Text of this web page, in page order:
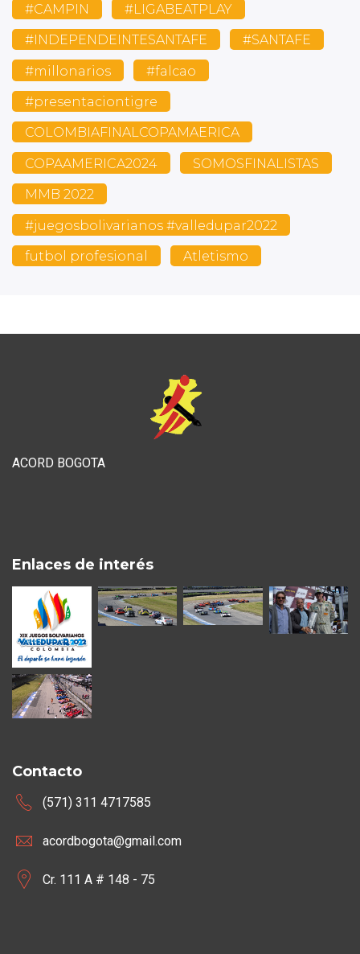
#CAMPIN #LIGABEATPLAY
#INDEPENDEINTESANTAFE #SANTAFE
#millonarios #falcao
#presentaciontigre
COLOMBIAFINALCOPAMAERICA
COPAAMERICA2024 SOMOSFINALISTAS
MMB 2022
#juegosbolivarianos #valledupar2022
futbol profesional Atletismo
ACORD BOGOTA
Enlaces de interés
Contacto
(571) 311 4717585
acordbogota@gmail.com
Cr. 111 A # 148 - 75